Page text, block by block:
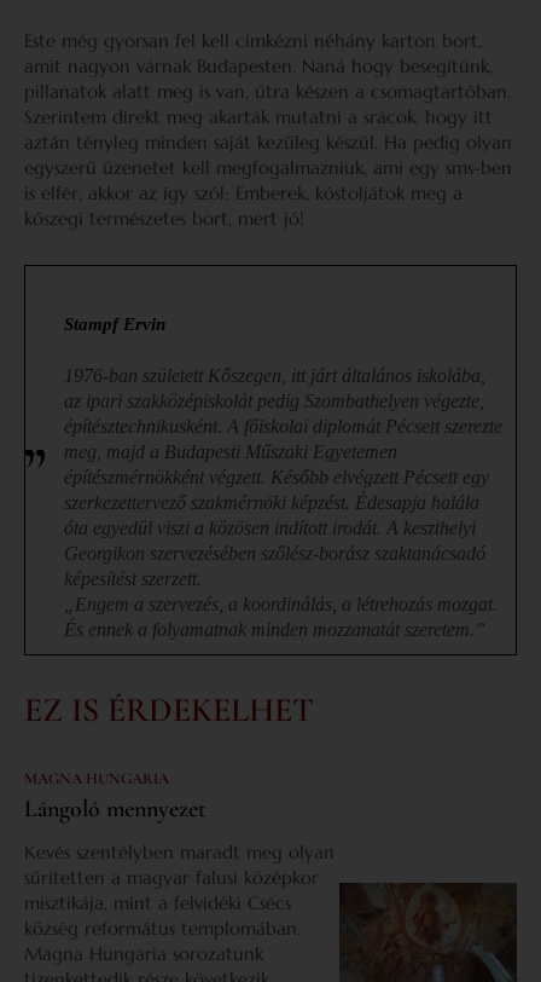
Este még gyorsan fel kell címkézni néhány karton bort,
amit nagyon várnak Budapesten. Naná hogy besegítünk,
pillanatok alatt meg is van, útra készen a csomagtartóban.
Szerintem direkt meg akarták mutatni a srácok, hogy itt
aztán tényleg minden saját kezűleg készül. Ha pedig olyan
egyszerű üzenetet kell megfogalmazniuk, ami egy sms-ben
is elfér, akkor az így szól: Emberek, kóstoljátok meg a
kőszegi természetes bort, mert jó!
Stampf Ervin
1976-ban született Kőszegen, itt járt általános iskolába,
az ipari szakközépiskolát pedig Szombathelyen végezte,
építésztechnikusként. A főiskolai diplomát Pécsett szerezte
meg, majd a Budapesti Műszaki Egyetemen
építészmérnökként végzett. Később elvégzett Pécsett egy
szerkezettervező szakmérnöki képzést. Édesapja halála
óta egyedül viszi a közösen indított irodát. A keszthelyi
Georgikon szervezésében szőlész-borász szaktanácsadó
képesítést szerzett.
„Engem a szervezés, a koordinálás, a létrehozás mozgat.
És ennek a folyamatnak minden mozzanatát szeretem.”
EZ IS ÉRDEKELHET
MAGNA HUNGARIA
Lángoló mennyezet
Kevés szentélyben maradt meg olyan
sűrítetten a magyar falusi középkor
misztikája, mint a felvidéki Csécs
község református templomában.
Magna Hungaria sorozatunk